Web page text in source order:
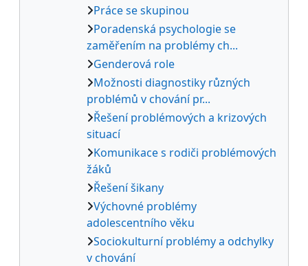
Práce se skupinou
Poradenská psychologie se
zaměřením na problémy ch...
Genderová role
Možnosti diagnostiky různých
problémů v chování pr...
Řešení problémových a krizových
situací
Komunikace s rodiči problémových
žáků
Řešení šikany
Výchovné problémy
adolescentního věku
Sociokulturní problémy a odchylky
v chování